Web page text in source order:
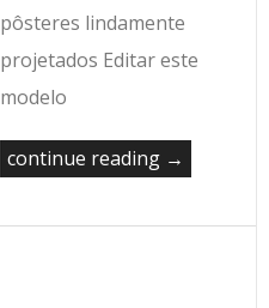
pôsteres lindamente
projetados Editar este
modelo
continue reading →